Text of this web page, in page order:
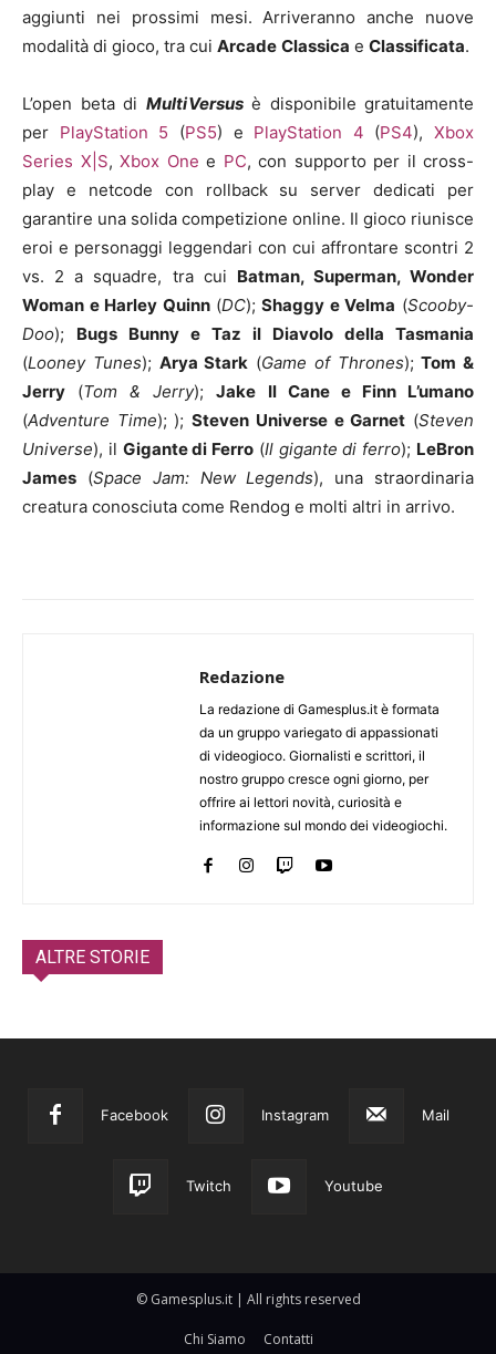
aggiunti nei prossimi mesi. Arriveranno anche nuove
modalità di gioco, tra cui Arcade Classica e Classificata.
L’open beta di MultiVersusè disponibile gratuitamente
per PlayStation 5 (PS5) e PlayStation 4 (PS4), Xbox
Series X|S, Xbox One e PC, con supporto per il cross-
play e netcode con rollback su server dedicati per
garantire una solida competizione online. Il gioco riunisce
eroi e personaggi leggendari con cui affrontare scontri 2
vs. 2 a squadre, tra cui Batman, Superman, Wonder
Woman e Harley Quinn (DC);Shaggy e Velma (Scooby-
Doo); Bugs Bunny e Taz il Diavolo della Tasmania
(Looney Tunes); Arya Stark (Game of Thrones);Tom &
Jerry (Tom & Jerry);Jake Il Cane e Finn L’umano
(Adventure Time); );Steven Universe e Garnet (Steven
Universe), il Gigante di Ferro (Il gigante di ferro); LeBron
James (Space Jam: New Legends), una straordinaria
creatura conosciuta come Rendog e molti altri in arrivo.
Redazione
La redazione di Gamesplus.it è formata
da un gruppo variegato di appassionati
di videogioco. Giornalisti e scrittori, il
nostro gruppo cresce ogni giorno, per
offrire ai lettori novità, curiosità e
informazione sul mondo dei videogiochi.
ALTRE STORIE
Facebook Instagram Mail
Twitch Youtube
© Gamesplus.it | All rights reserved
Chi Siamo Contatti